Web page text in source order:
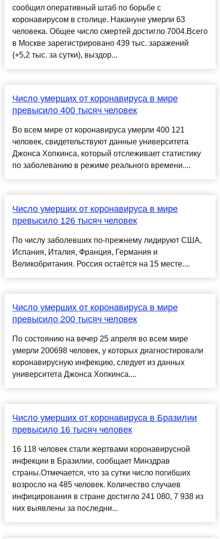
сообщил оперативный штаб по борьбе с
коронавирусом в столице. Накануне умерли 63
человека. Общее число смертей достигло 7004.Всего
в Москве зарегистрировано 439 тыс. заражений
(+5,2 тыс. за сутки), выздор...
Число умерших от коронавируса в мире
превысило 400 тысяч человек
Во всем мире от коронавируса умерли 400 121
человек, свидетельствуют данные университета
Джонса Хопкинса, который отслеживает статистику
по заболеванию в режиме реального времени....
Число умерших от коронавируса в мире
превысило 126 тысяч человек
По числу заболевших по-прежнему лидируют США,
Испания, Италия, Франция, Германия и
Великобритания. Россия остаётся на 15 месте....
Число умерших от коронавируса в мире
превысило 200 тысяч человек
По состоянию на вечер 25 апреля во всем мире
умерли 200698 человек, у которых диагностировали
коронавирусную инфекцию, следует из данных
университета Джонса Хопкинса....
Число умерших от коронавируса в Бразилии
превысило 16 тысяч человек
16 118 человек стали жертвами коронавирусной
инфекции в Бразилии, сообщает Минздрав
страны.Отмечается, что за сутки число погибших
возросло на 485 человек. Количество случаев
инфицирования в стране достигло 241 080, 7 938 из
них выявлены за последни...